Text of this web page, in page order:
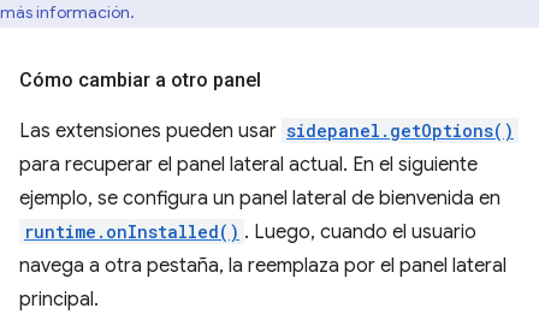
más información.
Cómo cambiar a otro panel
Las extensiones pueden usar sidepanel.getOptions()
para recuperar el panel lateral actual. En el siguiente
ejemplo, se configura un panel lateral de bienvenida en
runtime.onInstalled() . Luego, cuando el usuario
navega a otra pestaña, la reemplaza por el panel lateral
principal.